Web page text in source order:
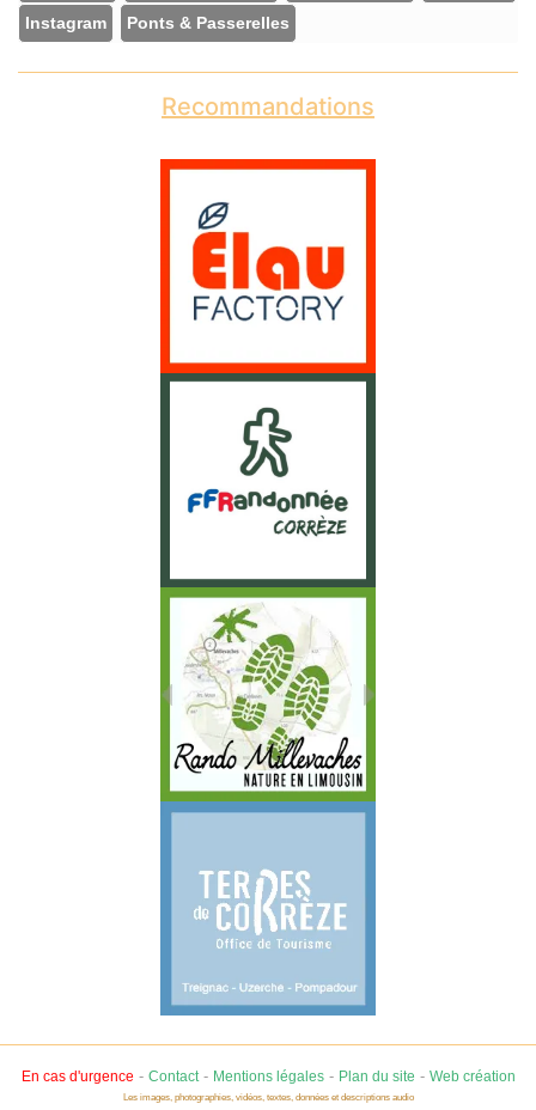
Instagram Ponts & Passerelles
Recommandations
En cas d'urgence - Contact- Mentions légales- Plan du site - Web création
Les images, photographies, vidéos, textes, données et descriptions audio